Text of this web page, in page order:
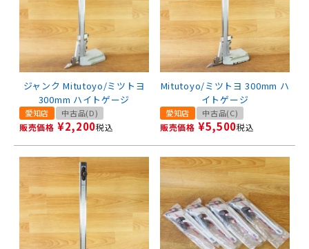
ジャンク Mitutoyo/ミツトヨ
300mm ハイトゲージ
愛知店 中古品(D)
販売価格 ¥2,200税込
Mitutoyo/ミツトヨ 300mm ハ
イトゲージ
愛知店 中古品(C)
販売価格 ¥5,500税込